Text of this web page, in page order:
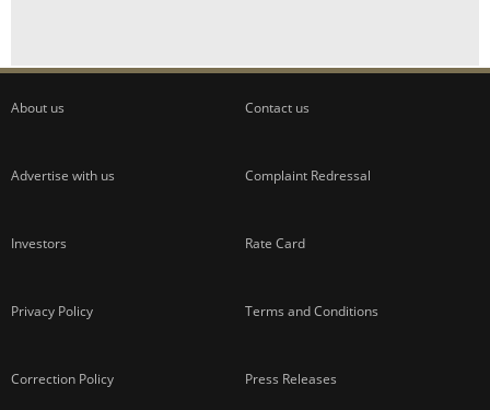
About us Contact us
Advertise with us Complaint Redressal
Investors Rate Card
Privacy Policy Terms and Conditions
Correction Policy Press Releases